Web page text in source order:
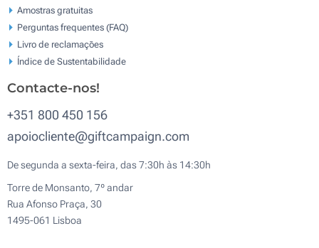
Amostras gratuitas
Perguntas frequentes (FAQ)
Livro de reclamaçōes
Índice de Sustentabilidade
Contacte-nos!
+351 800 450 156
apoiocliente@giftcampaign.com
De segunda a sexta-feira, das 7:30h às 14:30h
Torre de Monsanto, 7º andar
Rua Afonso Praça, 30
1495-061 Lisboa